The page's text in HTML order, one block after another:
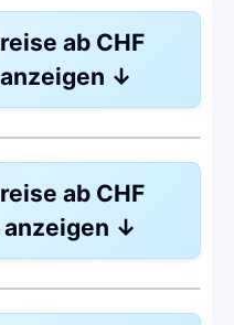
ab CHF
↓
CHF 316.45
ab CHF
↓